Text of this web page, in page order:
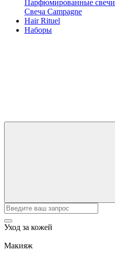
Парфюмированные свечи
Свеча Campagne
Hair Rituel
Наборы
Уход за кожей
Макияж